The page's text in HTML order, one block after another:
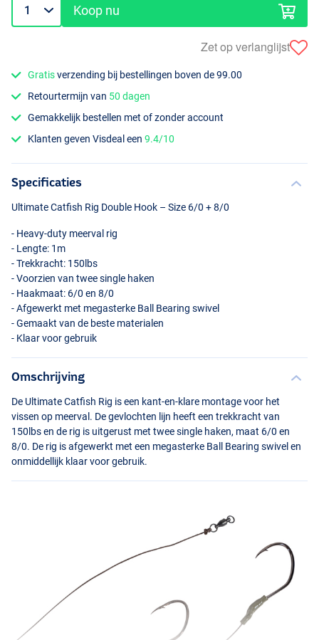
Koop nu
Zet op verlanglijst
Gratisverzending bij bestellingen boven de 99.00
Retourtermijn van 50 dagen
Gemakkelijk bestellen met of zonder account
Klanten geven Visdeal een9.4/10
Specificaties
Ultimate Catfish Rig Double Hook – Size 6/0 + 8/0
- Heavy-duty meerval rig
- Lengte: 1m
- Trekkracht: 150lbs
- Voorzien van twee single haken
- Haakmaat: 6/0 en 8/0
- Afgewerkt met megasterke Ball Bearing swivel
- Gemaakt van de beste materialen
- Klaar voor gebruik
Omschrijving
De Ultimate Catfish Rig is een kant-en-klare montage voor het
vissen op meerval. De gevlochten lijn heeft een trekkracht van
150lbs en de rig is uitgerust met twee single haken, maat 6/0 en
8/0. De rig is afgewerkt met een megasterke Ball Bearing swivel en
onmiddellijk klaar voor gebruik.